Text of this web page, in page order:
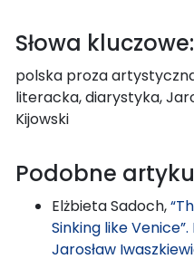
Słowa kluczowe:
polska proza
literacka, diarystyka,
Kijowski
Podobne
Elżbieta Sadoch,
Sinking like
Jarosław